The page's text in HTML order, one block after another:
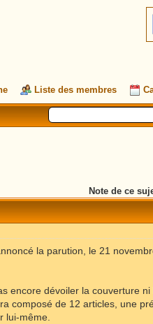
Liste des membres
Note de ce
la parution, le 21
encore dévoiler la couverture ni
composé de 12 articles, une
lui-même.